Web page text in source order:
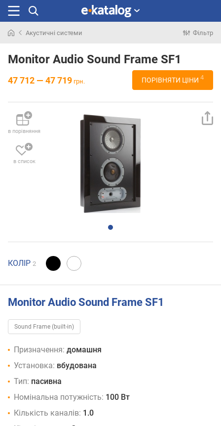
раніше
Акустичні системи Фільтр
Monitor Audio Sound Frame SF1
47 712 — 47 719 грн. ПОРІВНЯТИ ЦІНИ 4
в порівняння
в список
КОЛІР 2
Monitor Audio Sound Frame SF1
Sound Frame (built-in)
Призначення: домашня
Установка: вбудована
Тип: пасивна
Номінальна потужність: 100 Вт
Кількість каналів: 1.0